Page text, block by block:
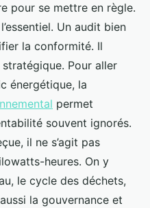
pour se mettre en règle.
Un audit bien
la conformité. Il
Pour aller
énergétique, la
permet
souvent ignorés.
il ne s’agit pas
heures. On y
le cycle des déchets,
la gouvernance et